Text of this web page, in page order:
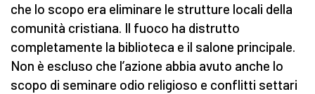
che lo scopo era eliminare le strutture locali della
comunità cristiana. Il fuoco ha distrutto
completamente la biblioteca e il salone principale.
Non è escluso che l’azione abbia avuto anche lo
scopo di seminare odio religioso e conflitti settari